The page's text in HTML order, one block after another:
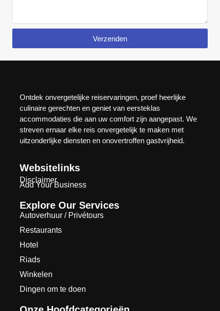
Verzenden
Ontdek onvergetelijke reiservaringen, proef heerlijke
culinaire gerechten en geniet van eersteklas
accommodaties die aan uw comfort zijn aangepast. We
streven ernaar elke reis onvergetelijk te maken met
uitzonderlijke diensten en onovertroffen gastvrijheid.
Websitelinks
Disclaimer
Add Your Business
Explore Our Services
Autoverhuur / Privétours
Restaurants
Hotel
Riads
Winkelen
Dingen om te doen